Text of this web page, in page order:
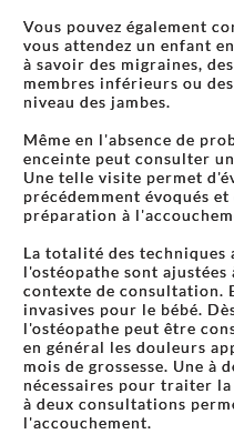
Vous pouvez également
vous attendez un enfant
à savoir des migraines,
membres inférieurs ou
niveau des jambes.
Même en l'absence de
enceinte peut consulter
Une telle visite permet
précédemment évoqués
préparation à
La totalité des techniques
l'ostéopathe sont ajustées
contexte de consultation.
invasives pour le bébé.
l'ostéopathe peut être
en général les douleurs
mois de grossesse. Une à
nécessaires pour traiter
à deux consultations
l'accouchement.